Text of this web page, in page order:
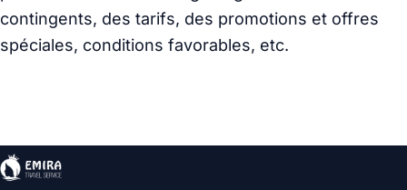
contingents, des tarifs, des promotions et offres
spéciales, conditions favorables, etc.